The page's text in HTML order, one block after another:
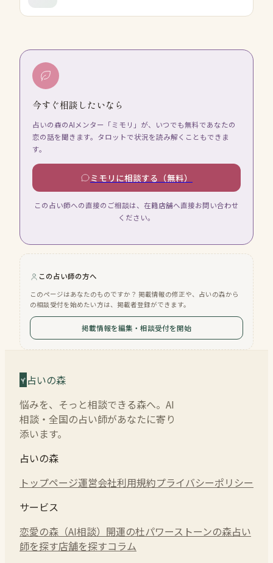
今すぐ相談したいなら
占いの森のAIメンター「ミモリ」が、いつでも無料であなたの
恋の話を聞きます。タロットで状況を読み解くこともできま
す。
ミモリに相談する（無料）
この占い師への直接のご相談は、在籍店舗へ直接お問い合わせ
ください。
この占い師の方へ
このページはあなたのものですか？ 掲載情報の修正や、占いの森から
の相談受付を始めたい方は、掲載者登録ができます。
掲載情報を編集・相談受付を開始
占いの森
悩みを、そっと相談できる森へ。AI
相談・全国の占い師があなたに寄り
添います。
占いの森
トップページ運営会社利用規約プライバシーポリシー
サービス
恋愛の森（AI相談） 開運の杜パワーストーンの森占い
師を探す店舗を探すコラム